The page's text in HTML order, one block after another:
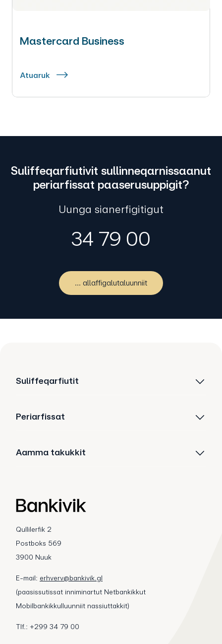
Mastercard Business
Atuaruk
Suliffeqarfiutivit sullinneqarnissaanut
periarfissat paaserusuppigit?
Uunga sianerfigitigut
34 79 00
... allaffigalutaluunniit
Suliffeqarfiutit
Periarfissat
Aamma takukkit
Qullilerfik 2
Postboks 569
3900 Nuuk
E-mail: erhverv@bankivik.gl
(paasissutissat inniminartut Netbankikkut
Mobilbankikkulluunniit nassiuttakkit)
Tlf.: +299 34 79 00